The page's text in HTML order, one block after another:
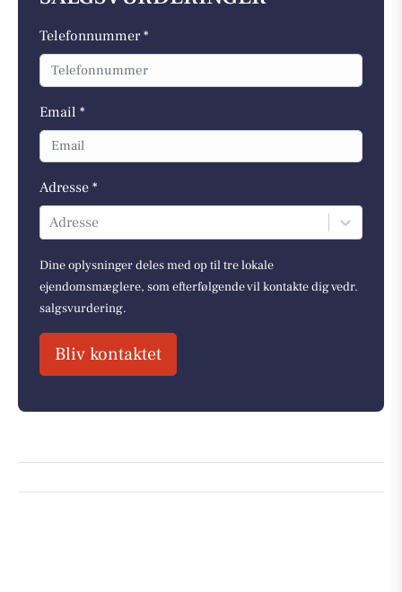
Telefonnummer *
Email *
Adresse *
Adresse
Dine oplysninger deles med op til tre lokale
ejendomsmæglere, som efterfølgende vil kontakte dig vedr.
salgsvurdering.
Bliv kontaktet